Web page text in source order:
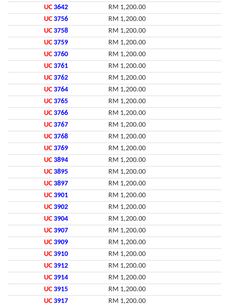
UC 3642
RM 1,200.00
UC 3756
RM 1,200.00
UC 3758
RM 1,200.00
UC 3759
RM 1,200.00
UC 3760
RM 1,200.00
UC 3761
RM 1,200.00
UC 3762
RM 1,200.00
UC 3764
RM 1,200.00
UC 3765
RM 1,200.00
UC 3766
RM 1,200.00
UC 3767
RM 1,200.00
UC 3768
RM 1,200.00
UC 3769
RM 1,200.00
UC 3894
RM 1,200.00
UC 3895
RM 1,200.00
UC 3897
RM 1,200.00
UC 3901
RM 1,200.00
UC 3902
RM 1,200.00
UC 3904
RM 1,200.00
UC 3907
RM 1,200.00
UC 3909
RM 1,200.00
UC 3910
RM 1,200.00
UC 3912
RM 1,200.00
UC 3914
RM 1,200.00
UC 3915
RM 1,200.00
UC 3917
RM 1,200.00